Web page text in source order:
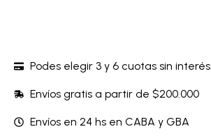
Podes elegir 3 y 6 cuotas sin interés
Envíos gratis a partir de $200.000
Envíos en 24 hs en CABA y GBA